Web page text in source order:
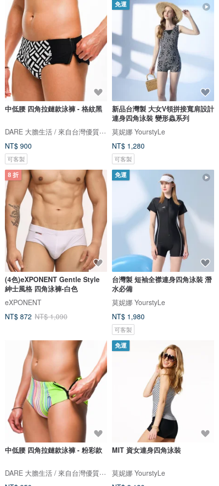
中低腰 四角拉鏈款泳褲 - 格紋黑
DARE 大膽生活 / 來自台灣優質男性內著
NT$ 900
可客製
免運
新品台灣製 大女V領拼接寬肩設計
連身四角泳裝 變形蟲系列
莫妮娜 YourstyLe
NT$ 1,280
可客製
8 折
(4色)eXPONENT Gentle Style
紳士風格 四角泳褲-白色
eXPONENT
NT$ 872 NT$ 1,090
免運
台灣製 短袖全襟連身四角泳裝 潛
水必備
莫妮娜 YourstyLe
NT$ 1,980
可客製
中低腰 四角拉鏈款泳褲 - 粉彩款
DARE 大膽生活 / 來自台灣優質男性內著
免運
MIT 資女連身四角泳裝
莫妮娜 YourstyLe